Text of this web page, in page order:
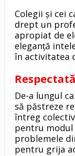
Colegii și cei
drept un
apropiat de
eleganță
în activitatea
De-a lungul
să păstreze
întreg
pentru
problemele
pentru grija